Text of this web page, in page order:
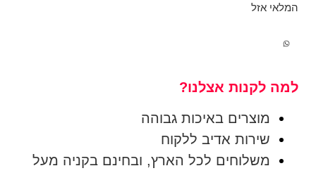
המלאי אזל
למה לקנות אצלנו?
מוצרים באיכות גבוהה
שירות אדיב ללקוח
משלוחים לכל הארץ, ובחינם בקניה מעל